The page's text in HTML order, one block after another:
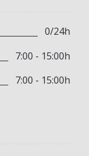
0/24h
7:00 - 15:00h
7:00 - 15:00h